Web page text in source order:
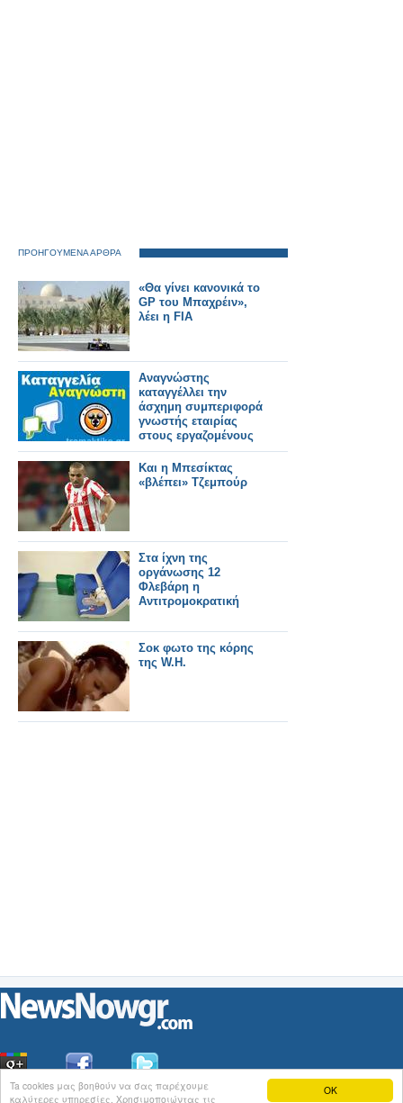
OK
Ta cookies μας βοηθούν να σας παρέχουμε
καλύτερες υπηρεσίες. Χρησιμοποιώντας τις
ΠΡΟΗΓΟΥΜΕΝΑ ΑΡΘΡΑ
«Θα γίνει κανονικά το
GP του Μπαχρέιν»,
λέει η FIA
Αναγνώστης
καταγγέλλει την
άσχημη συμπεριφορά
γνωστής εταιρίας
στους εργαζομένους
Και η Μπεσίκτας
«βλέπει» Τζεμπούρ
Στα ίχνη της
οργάνωσης 12
Φλεβάρη η
Αντιτρομοκρατική
Σοκ φωτο της κόρης
της W.H.